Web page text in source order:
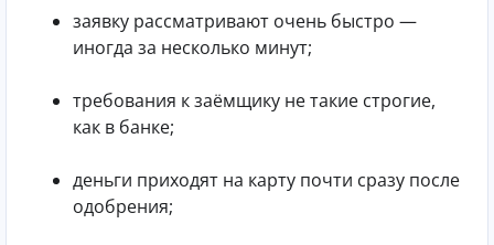
заявку рассматривают очень быстро —
иногда за несколько минут;
требования к заёмщику не такие строгие,
как в банке;
деньги приходят на карту почти сразу после
одобрения;